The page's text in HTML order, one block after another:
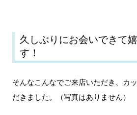
久しぶりにお会いできて
す！
そんなこんなでご来店いただき、カ
だきました。（写真はありません）